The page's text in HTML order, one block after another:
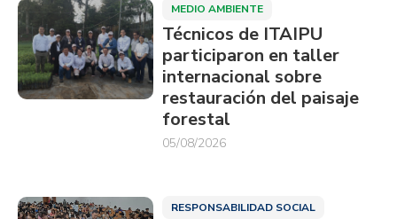
MEDIO AMBIENTE
Técnicos de ITAIPU
participaron en taller
internacional sobre
restauración del paisaje
forestal
05/08/2026
RESPONSABILIDAD SOCIAL